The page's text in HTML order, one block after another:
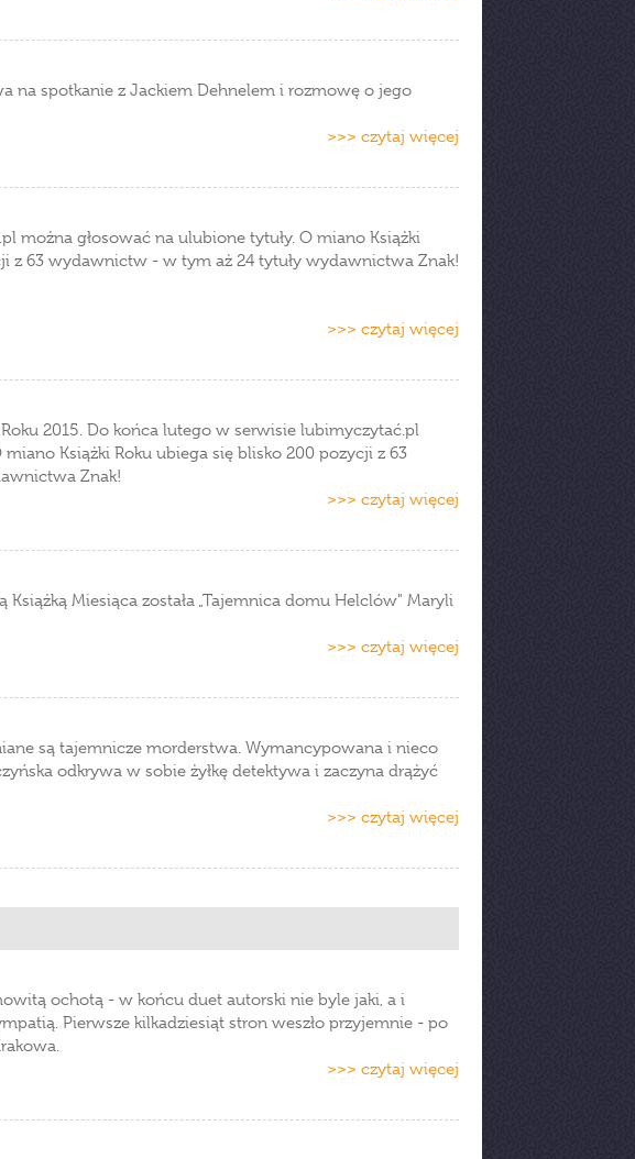
na spotkanie z Jackiem Dehnelem i rozmowę o jego
>>> czytaj więcej
można głosować na ulubione tytuły. O miano Książki
z 63 wydawnictw - w tym aż 24 tytuły wydawnictwa Znak!
>>> czytaj więcej
2015. Do końca lutego w serwisie lubimyczytać.pl
Książki Roku ubiega się blisko 200 pozycji z 63
Znak!
>>> czytaj więcej
Miesiąca została „Tajemnica domu Helclów" Maryli
>>> czytaj więcej
są tajemnicze morderstwa. Wymancypowana i nieco
odkrywa w sobie żyłkę detektywa i zaczyna drążyć
>>> czytaj więcej
ochotą - w końcu duet autorski nie byle jaki, a i
Pierwsze kilkadziesiąt stron weszło przyjemnie - po
>>> czytaj więcej